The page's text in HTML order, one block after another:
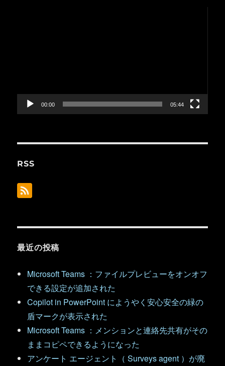
ー
00:00 05:44
RSS
最近の投稿
Microsoft Teams ：ファイルプレビューをオンオフ
できる設定が追加された
Copilot in PowerPoint にようやく安心安全の緑の
盾マークが表示された
Microsoft Teams ：メンションと連絡先共有がその
ままコピペできるようになった
アンケート エージェント（ Surveys agent ）が廃